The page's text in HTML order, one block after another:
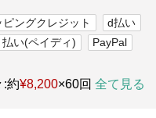
ピングクレジット
d払い
払い(ペイディ)
PayPal
:約¥8,200×60回 全て見る